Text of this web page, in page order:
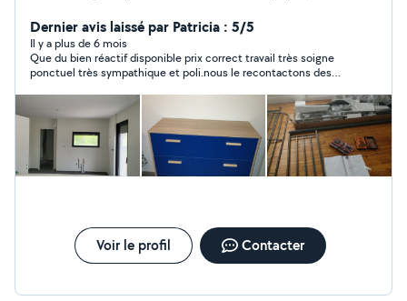
professionnel : - montage de meubles et dressing en
tout genre( ikea, confo, le roy merlin, but...) - pose
cuisine complète + fixation électroménager - pose
meuble et vasque sdb - perçage pour rideaux, cadre,
tringle, fixation Tv - pose de lustres - peinture et
tapisserie (faire une demande direct par téléphone) -
petite plomberie ( remplacement robinet, mitigeur,
raccord lave-linge, lave vaisselle) Disponible rapidement,
déplacement possible sur la région. N'hésitez pas à me
Dernier avis laissé par Patricia : 5/5
Il y a plus de 6 mois
Que du bien réactif disponible prix correct travail très soigne
ponctuel très sympathique et poli.nous le recontactons des
Voir le profil Contacter